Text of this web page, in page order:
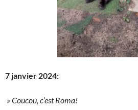
7 janvier 2024:
» Coucou, c’est Roma!